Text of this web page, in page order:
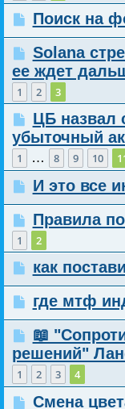
Поиск на
Solana
ее ждет
1 2 3
ЦБ назвал
убыточный
1 … 8 9 10
И это все
Правила
1 2
как
где мтф
📖
решений"
1 2 3 4
Смена